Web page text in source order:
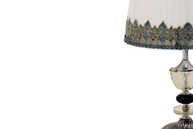
Hit enter to search or ESC to close